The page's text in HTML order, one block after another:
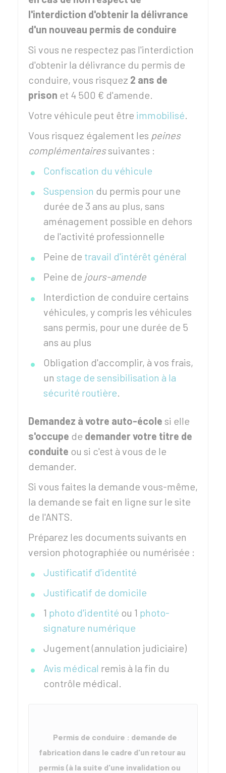
l'interdiction d'obtenir la délivrance
d'un nouveau permis de conduire
Si vous ne respectez pas l'interdiction
d'obtenir la délivrance du permis de
conduire, vous risquez 2 ans de
prison et 4 500 € d'amende.
Votre véhicule peut être immobilisé.
Vous risquez également les peines
complémentairessuivantes :
Confiscation du véhicule
Suspension du permis pour une
durée de 3 ans au plus, sans
aménagement possible en dehors
de l'activité professionnelle
Peine de travail d'intérêt général
Peine de jours-amende
Interdiction de conduire certains
véhicules, y compris les véhicules
sans permis, pour une durée de 5
ans au plus
Obligation d'accomplir, à vos frais,
un stage de sensibilisation à la
sécurité routière.
Demandez à votre auto-école si elle
s'occupe de demander votre titre de
conduite ou si c'est à vous de le
demander.
Si vous faites la demande vous-même,
la demande se fait en ligne sur le site
de l'ANTS.
Préparez les documents suivants en
version photographiée ou numérisée :
Justificatif d'identité
Justificatif de domicile
1 photo d'identité ou 1 photo-
signature numérique
Jugement (annulation judiciaire)
Avis médical remis à la fin du
contrôle médical.
Permis de conduire : demande de
fabrication dans le cadre d'un retour au
permis (à la suite d'une invalidation ou